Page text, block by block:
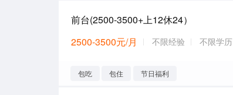
前台(2500-3500+上12休24）
2500-3500元/月
不限经验 不限学历
包吃 包住 节日福利